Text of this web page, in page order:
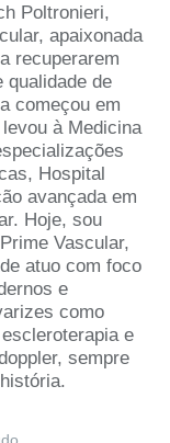
Poltronieri,
apaixonada
recuperarem
qualidade de
começou em
à Medicina
Hospital
avançada em
Hoje, sou
Vascular,
atuo com foco
e
como
e
sempre